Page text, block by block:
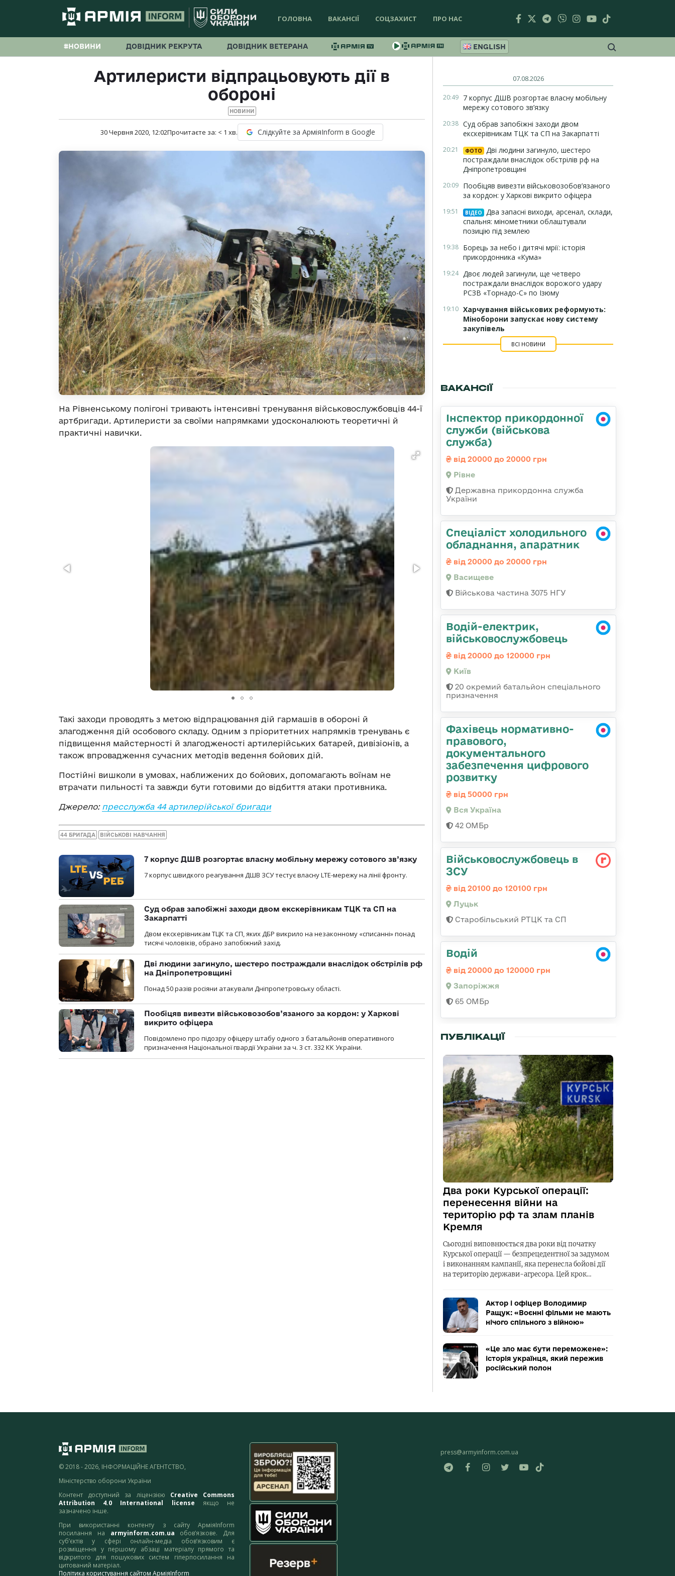
ГОЛОВНА ВАКАНСІЇ СОЦЗАХИСТ ПРО НАС
#НОВИНИ ДОВІДНИК РЕКРУТА ДОВІДНИК ВЕТЕРАНА ENGLISH
Артилеристи відпрацьовують дії в
обороні
НОВИНИ
30 Червня 2020, 12:02Прочитаєте за: < 1 хв. Слідкуйте за АрміяInform в Google
На Рівненському полігоні тривають інтенсивні тренування військовослужбовців 44-ї
артбригади. Артилеристи за своїми напрямками удосконалюють теоретичні й
практичні навички.
Такі заходи проводять з метою відпрацювання дій гармашів в обороні й
злагодження дій особового складу. Одним з пріоритетних напрямків тренувань є
підвищення майстерності й злагодженості артилерійських батарей, дивізіонів, а
також впровадження сучасних методів ведення бойових дій.
Постійні вишколи в умовах, наближених до бойових, допомагають воїнам не
втрачати пильності та завжди бути готовими до відбиття атаки противника.
Джерело: пресслужба 44 артилерійської бригади
44 БРИГАДА ВІЙСЬКОВІ НАВЧАННЯ
7 корпус ДШВ розгортає власну мобільну мережу сотового зв’язку
7 корпус швидкого реагування ДШВ ЗСУ тестує власну LTE-мережу на лінії фронту.
Суд обрав запобіжні заходи двом екскерівникам ТЦК та СП на
Закарпатті
Двом екскерівникам ТЦК та СП, яких ДБР викрило на незаконному «списанні» понад
тисячі чоловіків, обрано запобіжний захід.
Дві людини загинуло, шестеро постраждали внаслідок обстрілів рф
на Дніпропетровщині
Понад 50 разів росіяни атакували Дніпропетровську області.
Пообіцяв вивезти військовозобов’язаного за кордон: у Харкові
викрито офіцера
Повідомлено про підозру офіцеру штабу одного з батальйонів оперативного
призначення Національної гвардії України за ч. 3 ст. 332 КК України.
07.08.2026
20:49 7 корпус ДШВ розгортає власну мобільну
мережу сотового зв’язку
20:38 Суд обрав запобіжні заходи двом
екскерівникам ТЦК та СП на Закарпатті
20:21 ФОТО
Дві людини загинуло, шестеро
постраждали внаслідок обстрілів рф на
Дніпропетровщині
20:09 Пообіцяв вивезти військовозобов’язаного
за кордон: у Харкові викрито офіцера
19:51 ВІДЕО
Два запасні виходи, арсенал, склади,
спальня: мінометники облаштували
позицію під землею
19:38 Борець за небо і дитячі мрії: історія
прикордонника «Кума»
19:24 Двоє людей загинули, ще четверо
постраждали внаслідок ворожого удару
РСЗВ «Торнадо-С» по Ізюму
19:10 Харчування військових реформують:
Міноборони запускає нову систему
закупівель
ВСІ НОВИНИ
ВАКАНСІЇ
Інспектор прикордонної
служби (військова
служба)
від 20000 до 20000 грн
Рівне
Державна прикордонна служба
України
Спеціаліст холодильного
обладнання, апаратник
від 20000 до 20000 грн
Васищеве
Військова частина 3075 НГУ
Водій-електрик,
військовослужбовець
від 20000 до 120000 грн
Київ
20 окремий батальйон спеціального
призначення
Фахівець нормативно-
правового,
документального
забезпечення цифрового
розвитку
від 50000 грн
Вся Україна
42 ОМБр
Військовослужбовець в
ЗСУ
від 20100 до 120100 грн
Луцьк
Старобільський РТЦК та СП
Водій
від 20000 до 120000 грн
Запоріжжя
65 ОМБр
ПУБЛІКАЦІЇ
Два роки Курської операції:
перенесення війни на
територію рф та злам планів
Кремля
Сьогодні виповнюється два роки від початку
Курської операції — безпрецедентної за задумом
і виконанням кампанії, яка перенесла бойові дії
на територію держави-агресора. Цей крок…
Актор і офіцер Володимир
Ращук: «Воєнні фільми не мають
нічого спільного з війною»
«Це зло має бути переможене»:
історія українця, який пережив
російський полон
© 2018 - 2026, ІНФОРМАЦІЙНЕ АГЕНТСТВО,
Міністерство оборони України
Контент доступний за ліцензією Creative Commons
Attribution 4.0 International license якщо не
зазначено інше.
При використанні контенту з сайту АрміяInform
посилання на armyinform.com.ua обов’язкове. Для
суб’єктів у сфері онлайн-медіа обов’язковим є
розміщення у першому абзаці матеріалу прямого та
відкритого для пошукових систем гіперпосилання на
цитований матеріал.
Політика користування сайтом АрміяInform
press@armyinform.com.ua